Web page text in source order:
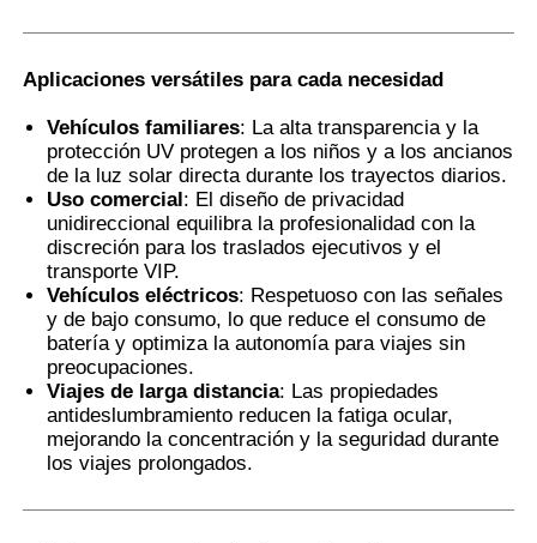
Aplicaciones versátiles para cada necesidad
Vehículos familiares: La alta transparencia y la
protección UV protegen a los niños y a los ancianos
de la luz solar directa durante los trayectos diarios.
Uso comercial: El diseño de privacidad
unidireccional equilibra la profesionalidad con la
discreción para los traslados ejecutivos y el
transporte VIP.
Vehículos eléctricos: Respetuoso con las señales
y de bajo consumo, lo que reduce el consumo de
batería y optimiza la autonomía para viajes sin
preocupaciones.
Viajes de larga distancia: Las propiedades
antideslumbramiento reducen la fatiga ocular,
mejorando la concentración y la seguridad durante
los viajes prolongados.